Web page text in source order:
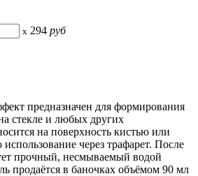
x 294 руб
предназначен для формирования
стекле и любых других
на поверхность кистью или
через трафарет. После
прочный, несмываемый водой
продаётся в баночках объёмом 90 мл